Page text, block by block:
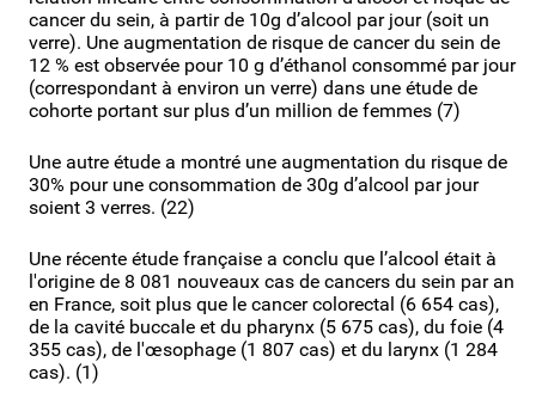
cancer du sein, à partir de 10g d’alcool par jour (soit un
verre). Une augmentation de risque de cancer du sein de
12 % est observée pour 10 g d’éthanol consommé par jour
(correspondant à environ un verre) dans une étude de
cohorte portant sur plus d’un million de femmes (7)
Une autre étude a montré une augmentation du risque de
30% pour une consommation de 30g d’alcool par jour
soient 3 verres. (22)
Une récente étude française a conclu que l’alcool était à
l'origine de 8 081 nouveaux cas de cancers du sein par an
en France, soit plus que le cancer colorectal (6 654 cas),
de la cavité buccale et du pharynx (5 675 cas), du foie (4
355 cas), de l'œsophage (1 807 cas) et du larynx (1 284
cas). (1)